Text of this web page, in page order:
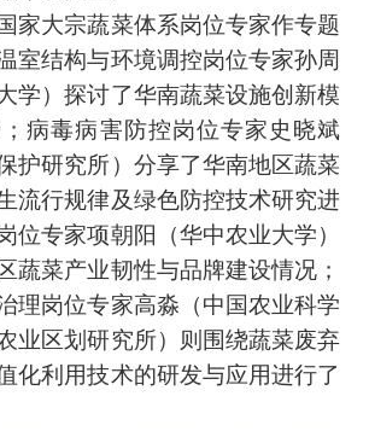
大宗蔬菜体系岗位专家作专题
室结构与环境调控岗位专家孙周
学）探讨了华南蔬菜设施创新模
病毒病害防控岗位专家史晓斌
护研究所）分享了华南地区蔬菜
流行规律及绿色防控技术研究进
位专家项朝阳（华中农业大学）
蔬菜产业韧性与品牌建设情况；
理岗位专家高淼（中国农业科学
业区划研究所）则围绕蔬菜废弃
化利用技术的研发与应用进行了